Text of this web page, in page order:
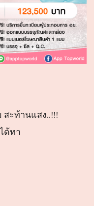
ะท้านแสง..!!!
ด้ทา